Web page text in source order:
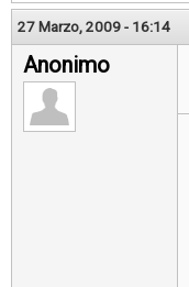
27 Marzo, 2009 - 16:14
Anonimo